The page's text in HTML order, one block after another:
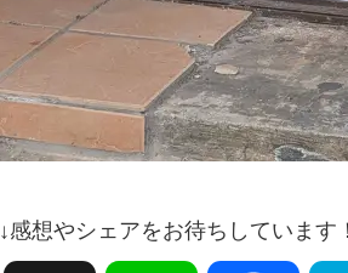
↓感想やシェアをお待ちしています